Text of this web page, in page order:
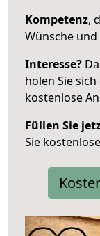
Kompetenz,
Wünsche
Interesse?
holen Sie
kostenlose
Füllen Sie
Sie